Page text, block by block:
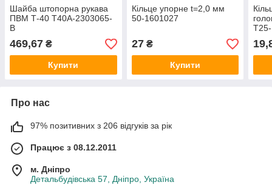
Шайба штопорна рукава
ПВМ Т-40 Т40А-2303065-
В
469,67 ₴
Купити
Кільце упорне t=2,0 мм
50-1601027
27₴
Купити
Про нас
97% позитивних з 206 відгуків за рік
Працює з 08.12.2011
м. Дніпро
Детальбудівська 57, Дніпро, Україна